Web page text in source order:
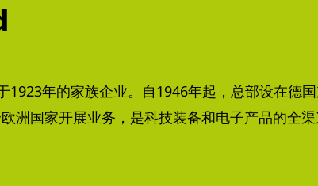
1923年的家族企业。自1946年起，总部设在德
洲国家开展业务，是科技装备和电子产品的全渠